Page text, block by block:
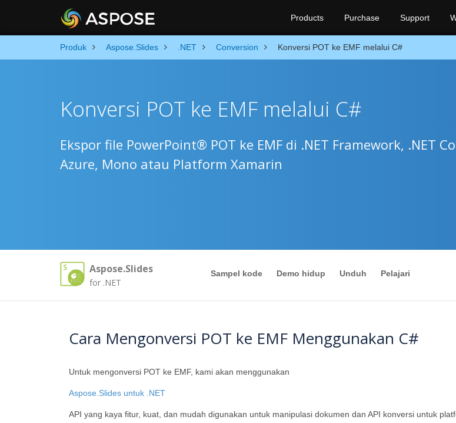
Products Purchase Support
Produk Aspose.Slides .NET Conversion Konversi POT ke EMF melalui C#
Konversi POT ke EMF melalui C#
Ekspor file PowerPoint® POT ke EMF di .NET Framework, .NET
Azure, Mono atau Platform Xamarin
Aspose.Slides
for .NET
Sampel kode Demo hidup Unduh Pelajari
Cara Mengonversi POT ke EMF Menggunakan C#
Untuk mengonversi POT ke EMF, kami akan menggunakan
Aspose.Slides untuk .NET
API yang kaya fitur, kuat, dan mudah digunakan untuk manipulasi dokumen dan API konversi untuk